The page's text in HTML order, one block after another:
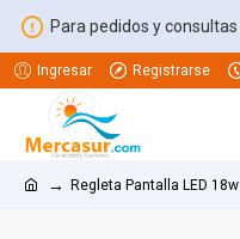
Para pedidos y
Ingresar Registrarse
Regleta Pantalla LED